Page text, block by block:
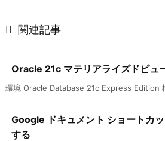
 関連記事
Oracle 21c マテリアライズドビュ
環境 Oracle Database 21c Express Edition
Google ドキュメント ショートカ
する